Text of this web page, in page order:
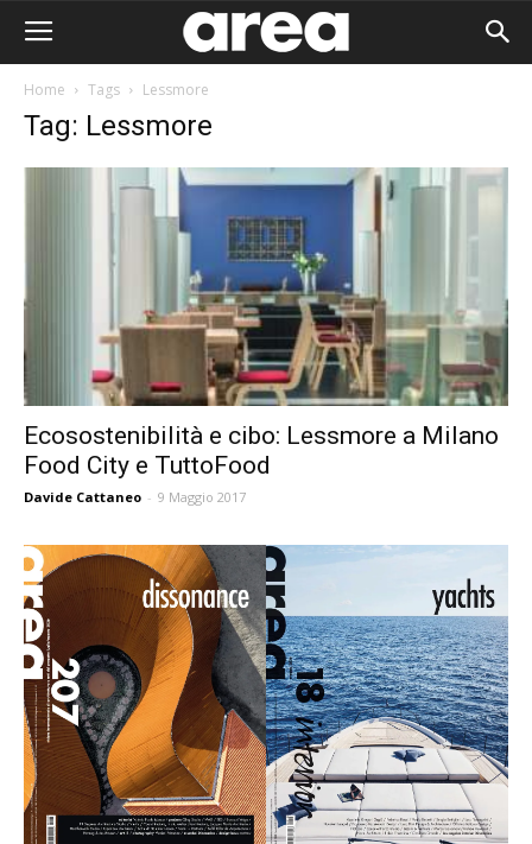
Home Tags Lessmore
Tag: Lessmore
Ecosostenibilità e cibo: Lessmore a Milano
Food City e TuttoFood
Davide Cattaneo - 9 Maggio 2017